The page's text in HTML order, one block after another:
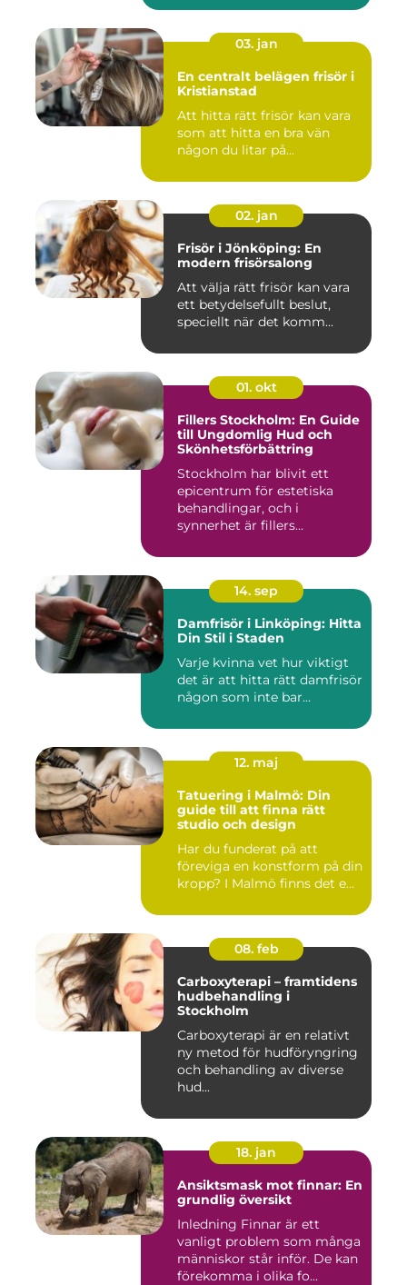
03. jan
En centralt belägen frisör i
Kristianstad
Att hitta rätt frisör kan vara
som att hitta en bra vän
någon du litar på...
02. jan
Frisör i Jönköping: En
modern frisörsalong
Att välja rätt frisör kan vara
ett betydelsefullt beslut,
speciellt när det komm...
01. okt
Fillers Stockholm: En Guide
till Ungdomlig Hud och
Skönhetsförbättring
Stockholm har blivit ett
epicentrum för estetiska
behandlingar, och i
synnerhet är fillers...
14. sep
Damfrisör i Linköping: Hitta
Din Stil i Staden
Varje kvinna vet hur viktigt
det är att hitta rätt damfrisör
någon som inte bar...
12. maj
Tatuering i Malmö: Din
guide till att finna rätt
studio och design
Har du funderat på att
föreviga en konstform på din
kropp? I Malmö finns det e...
08. feb
Carboxyterapi – framtidens
hudbehandling i
Stockholm
Carboxyterapi är en relativt
ny metod för hudföryngring
och behandling av diverse
hud...
18. jan
Ansiktsmask mot finnar: En
grundlig översikt
Inledning Finnar är ett
vanligt problem som många
människor står inför. De kan
förekomma i olika fo...